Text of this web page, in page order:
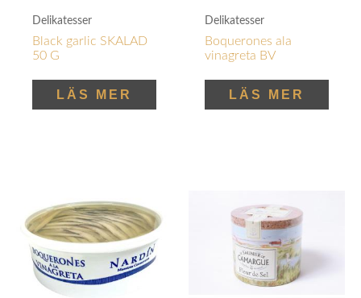
Delikatesser
Black garlic SKALAD
50 G
LÄS MER
Delikatesser
Boquerones ala
vinagreta BV
LÄS MER